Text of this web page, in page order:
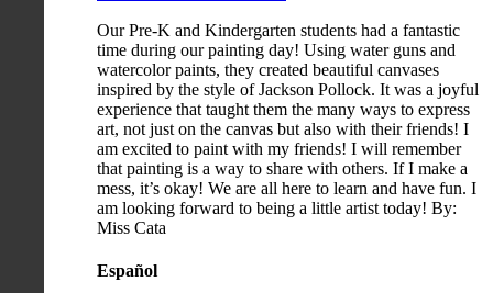
Our Pre-K and Kindergarten students had a fantastic
time during our painting day! Using water guns and
watercolor paints, they created beautiful canvases
inspired by the style of Jackson Pollock. It was a joyful
experience that taught them the many ways to express
art, not just on the canvas but also with their friends! I
am excited to paint with my friends! I will remember
that painting is a way to share with others. If I make a
mess, it’s okay! We are all here to learn and have fun. I
am looking forward to being a little artist today! By:
Miss Cata
Español